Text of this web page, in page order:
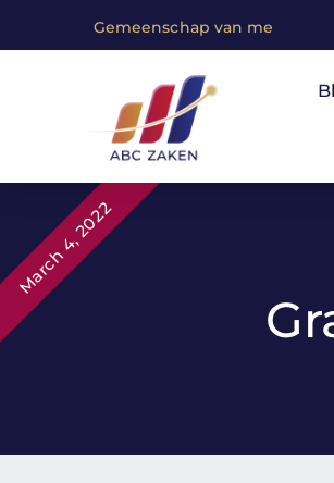
Gemeenschap van me
March 4, 2022